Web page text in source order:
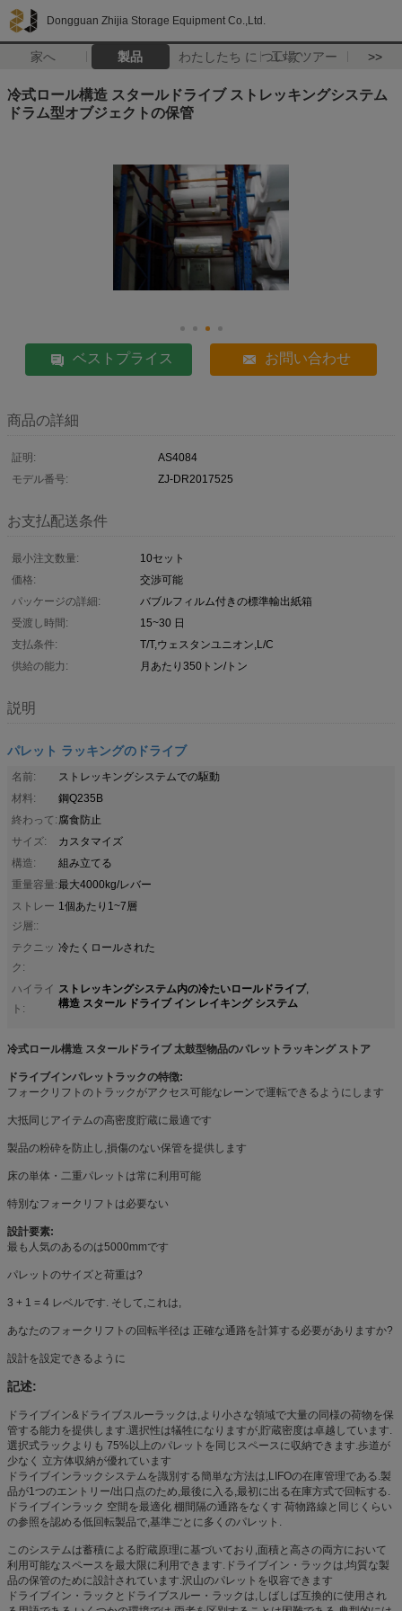
Dongguan Zhijia Storage Equipment Co.,Ltd.
家へ 製品 わたしたち に つい て工場 ツアー >>
冷式ロール構造 スタールドライブ ストレッキングシステム
ドラム型オブジェクトの保管
ベストプライス お問い合わせ
商品の詳細
証明:
AS4084
モデル番号:
ZJ-DR2017525
お支払配送条件
最小注文数量:
10セット
価格:
交渉可能
パッケージの詳細:
バブルフィルム付きの標準輸出紙箱
受渡し時間:
15~30 日
支払条件:
T/T,ウェスタンユニオン,L/C
供給の能力:
月あたり350トン/トン
説明
パレット ラッキングのドライブ
名前:
ストレッキングシステムでの駆動
材料:
鋼Q235B
終わって: 腐食防止
サイズ:
カスタマイズ
構造:
組み立てる
重量容量:最大4000kg/レバー
ストレー
ジ層::
1個あたり1~7層
テクニッ
ク:
冷たくロールされた
ハイライ
ト:
ストレッキングシステム内の冷たいロールドライブ,
構造 スタール ドライブ イン レイキング システム
冷式ロール構造 スタールドライブ 太鼓型物品のパレットラッキング ストア
ドライブインパレットラックの特徴:
フォークリフトのトラックがアクセス可能なレーンで運転できるようにします
大抵同じアイテムの高密度貯蔵に最適です
製品の粉砕を防止し,損傷のない保管を提供します
床の単体・二重パレットは常に利用可能
特別なフォークリフトは必要ない
設計要素:
最も人気のあるのは5000mmです
パレットのサイズと荷重は?
3 + 1 = 4 レベルです. そして,これは,
あなたのフォークリフトの回転半径は 正確な通路を計算する必要がありますか?
設計を設定できるように
記述:
ドライブイン&ドライブスルーラックは,より小さな領域で大量の同様の荷物を保
管する能力を提供します.選択性は犠牲になりますが,貯蔵密度は卓越しています.
選択式ラックよりも 75%以上のパレットを同じスペースに収納できます.歩道が
少なく 立方体収納が優れています
ドライブインラックシステムを識別する簡単な方法は,LIFOの在庫管理である.製
品が1つのエントリー/出口点のため,最後に入る,最初に出る在庫方式で回転する.
ドライブインラック 空間を最適化 棚間隔の通路をなくす 荷物路線と同じくらい
の参照を認める低回転製品で,基準ごとに多くのパレット.
このシステムは蓄積による貯蔵原理に基づいており,面積と高さの両方において
利用可能なスペースを最大限に利用できます.ドライブイン・ラックは,均質な製
品の保管のために設計されています.沢山のパレットを収容できます
ドライブイン・ラックとドライブスルー・ラックは,しばしば互換的に使用され